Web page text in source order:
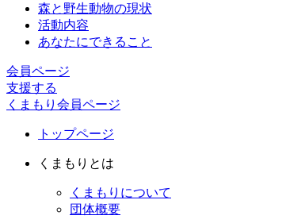
森と野生動物の現状
活動内容
あなたにできること
会員ページ
支援する
くまもり会員ページ
トップページ
くまもりとは
くまもりについて
団体概要